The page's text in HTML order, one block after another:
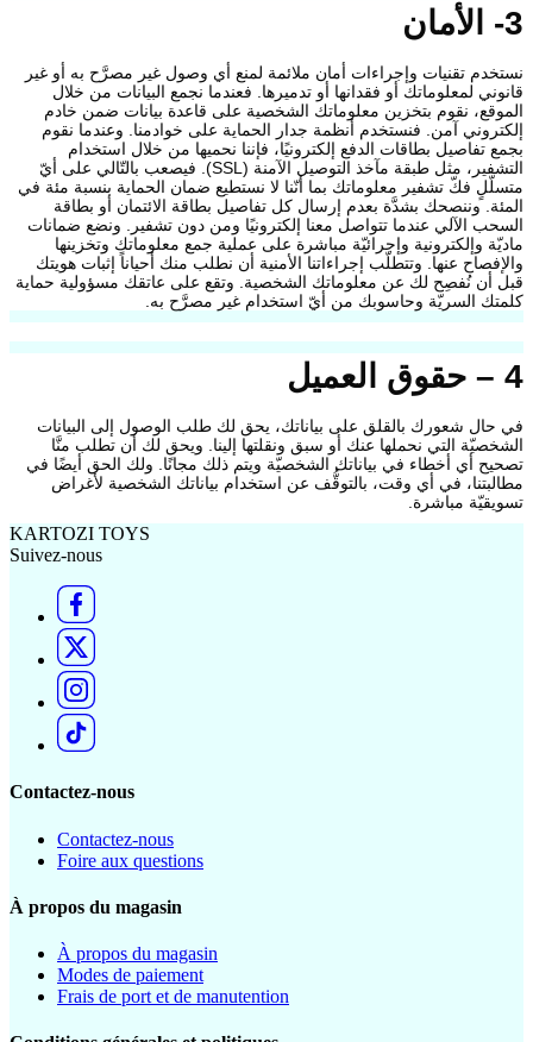
3- الأمان
نستخدم تقنيات وإجراءات أمان ملائمة لمنع أي وصول غير مصرَّح به أو غير
قانوني لمعلوماتك أو فقدانها أو تدميرها. فعندما نجمع البيانات من خلال
الموقع، نقوم بتخزين معلوماتك الشخصية على قاعدة بيانات ضمن خادم
إلكتروني آمن. فنستخدم أنظمة جدار الحماية على خوادمنا. وعندما نقوم
بجمع تفاصيل بطاقات الدفع إلكترونيًا، فإننا نحميها من خلال استخدام
التشفير، مثل طبقة مآخذ التوصيل الآمنة (SSL). فيصعب بالتّالي على أيّ
متسلّلٍ فكّ تشفير معلوماتك بما أنّنا لا نستطيع ضمان الحماية بنسبة مئة في
المئة. وننصحك بشدَّة بعدم إرسال كل تفاصيل بطاقة الائتمان أو بطاقة
السحب الآلي عندما تتواصل معنا إلكترونيًا ومن دون تشفير. ونضع ضمانات
ماديّة وإلكترونية وإجرائيّة مباشرة على عملية جمع معلوماتك وتخزينها
والإفصاح عنها. وتتطلّب إجراءاتنا الأمنية أن نطلب منك أحياناً إثبات هويتك
قبل أن نُفصِح لك عن معلوماتك الشخصية. وتقع على عاتقك مسؤولية حماية
كلمتك السريّة وحاسوبك من أيّ استخدام غير مصرَّح به.
4 – حقوق العميل
في حال شعورك بالقلق على بياناتك، يحق لك طلب الوصول إلى البيانات
الشخصيّة التي نحملها عنك أو سبق ونقلتها إلينا. ويحق لك أن تطلب منَّا
تصحيح أي أخطاء في بياناتك الشخصيّة ويتم ذلك مجانًا. ولك الحق أيضًا في
مطالبتنا، في أي وقت، بالتوقُّف عن استخدام بياناتك الشخصية لأغراض
تسويقيّة مباشرة.
KARTOZI TOYS
Suivez-nous
Contactez-nous
Contactez-nous
Foire aux questions
À propos du magasin
À propos du magasin
Modes de paiement
Frais de port et de manutention